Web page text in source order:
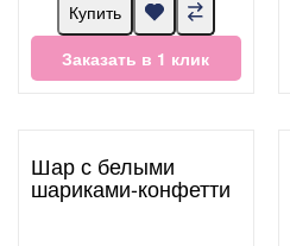
Купить
Заказать в 1 клик
Шар с белыми
шариками-конфетти